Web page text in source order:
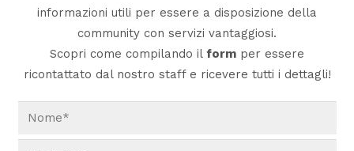
informazioni utili per essere a disposizione della
community con servizi vantaggiosi.
Scopri come compilando il form per essere
ricontattato dal nostro staff e ricevere tutti i dettagli!